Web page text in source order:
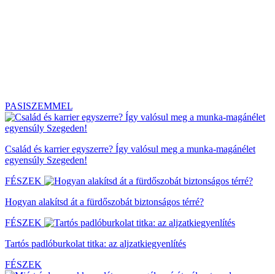
PASISZEMMEL
Család és karrier egyszerre? Így valósul meg a munka-magánélet
egyensúly Szegeden!
FÉSZEK
Hogyan alakítsd át a fürdőszobát biztonságos térré?
FÉSZEK
Tartós padlóburkolat titka: az aljzatkiegyenlítés
FÉSZEK